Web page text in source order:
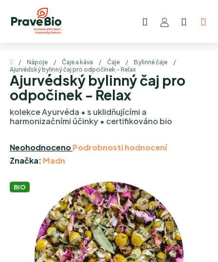
obsah
Hledat
Domů
/ Nápoje / Čaje a káva / Čaje / Bylinné čaje
/
Ajurvédský bylinný čaj pro odpočinek - Relax
Ajurvédský bylinný čaj pro
odpočinek - Relax
kolekce Ayurvéda • s uklidňujícími a
harmonizačními účinky • certifikováno bio
Průměrné
hodnocení
je
hvězdiček.
NeohodnocenoPodrobnosti hodnocení
Značka: Madn
BIO